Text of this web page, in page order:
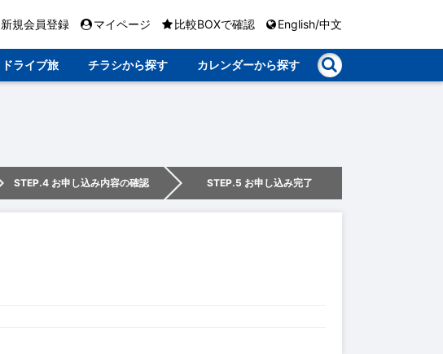
新規会員登録 マイページ 比較BOXで確認 English/中文
ドライブ旅 チラシから探す カレンダーから探す
STEP.4 お申し込み内容の確認 STEP.5 お申し込み完了